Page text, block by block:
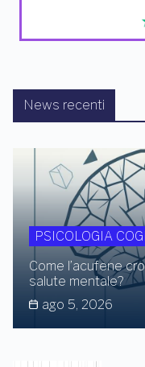
News recenti
PSICOLOGIA
Come l’acufene
salute mentale?
ago 5, 2026